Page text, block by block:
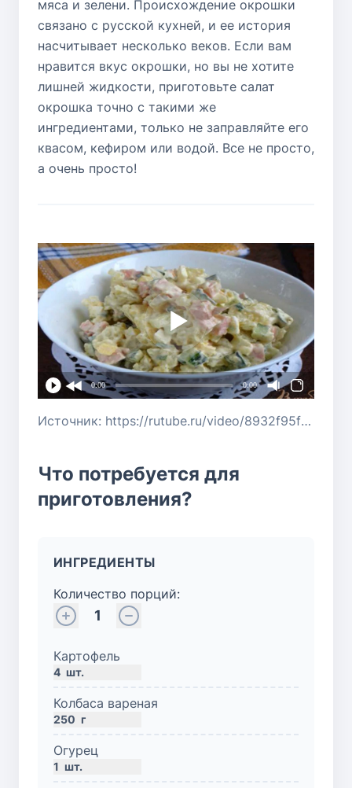
мяса и зелени. Происхождение окрошки
связано с русской кухней, и ее история
насчитывает несколько веков. Если вам
нравится вкус окрошки, но вы не хотите
лишней жидкости, приготовьте салат
окрошка точно с такими же
ингредиентами, только не заправляйте его
квасом, кефиром или водой. Все не просто,
а очень просто!
0:00 0:00
Источник: https://rutube.ru/video/8932f95f3d172e43dcf9b62ceec05252/?r=wd
Что потребуется для
приготовления?
ИНГРЕДИЕНТЫ
Количество порций:
1
Картофель
4 шт.
Колбаса вареная
250 г
Огурец
1 шт.